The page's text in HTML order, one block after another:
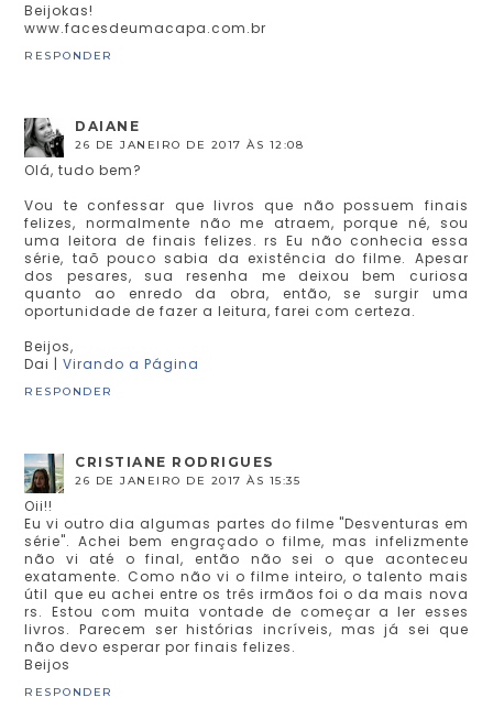
Beijokas!
www.facesdeumacapa.com.br
RESPONDER
DAIANE
26 DE JANEIRO DE 2017 ÀS 12:08
Olá, tudo bem?
Vou te confessar que livros que não possuem finais
felizes, normalmente não me atraem, porque né, sou
uma leitora de finais felizes. rs Eu não conhecia essa
série, taõ pouco sabia da existência do filme. Apesar
dos pesares, sua resenha me deixou bem curiosa
quanto ao enredo da obra, então, se surgir uma
oportunidade de fazer a leitura, farei com certeza.
Beijos,
Dai |Virando a Página
RESPONDER
CRISTIANE RODRIGUES
26 DE JANEIRO DE 2017 ÀS 15:35
Oii!!
Eu vi outro dia algumas partes do filme "Desventuras em
série". Achei bem engraçado o filme, mas infelizmente
não vi até o final, então não sei o que aconteceu
exatamente. Como não vi o filme inteiro, o talento mais
útil que eu achei entre os três irmãos foi o da mais nova
rs. Estou com muita vontade de começar a ler esses
livros. Parecem ser histórias incríveis, mas já sei que
não devo esperar por finais felizes.
Beijos
RESPONDER